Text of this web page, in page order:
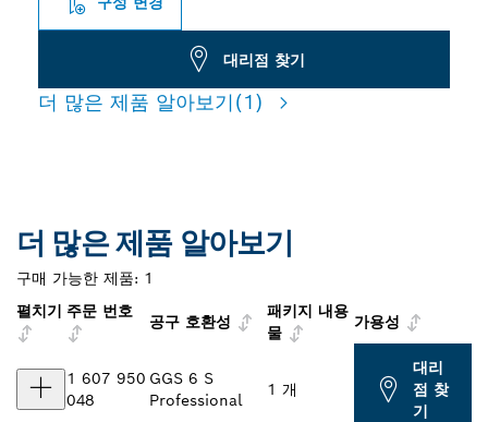
대리점 찾기
더 많은 제품 알아보기(1)
더 많은 제품 알아보기
구매 가능한 제품: 1
펼치기 주문 번호
공구 호환성
패키지 내용
물
가용성
1 607 950
048
GGS 6 S
Professional
1 개
대리
점 찾
기